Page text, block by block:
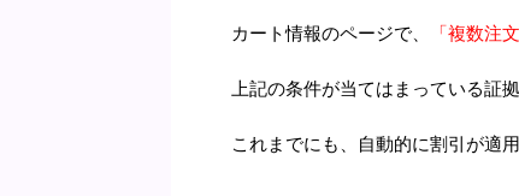
カート情報のページで、 「複数注
上記の条件が当てはまっている証
これまでにも、自動的に割引が適